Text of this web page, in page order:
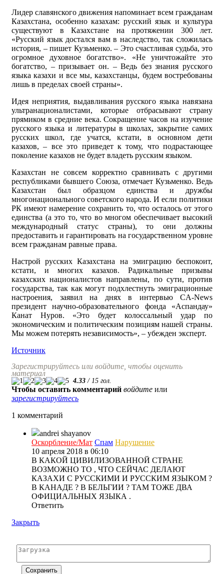
Лидер славянского движения напоминает всем гражданам
Казахстана, особенно казахам: русский язык и культура
существуют в Казахстане на протяжении 300 лет.
«Русский язык достался вам в наследство, так сложилась
история, – пишет Кузьменко. – Это счастливая судьба, это
огромное духовное богатство». «Не уничтожайте это
богатство, – призывает он. – Ведь без знания русского
языка казахи и все мы, казахстанцы, будем востребованы
лишь в пределах своей страны».
Идея неприятия, выдавливания русского языка навязана
ультранационалистами, которые отбрасывают страну
прямиком в средние века. Сокращение часов на изучение
русского языка и литературы в школах, закрытие самих
русских школ, где учатся, кстати, в основном дети
казахов, – все это приведет к тому, что подрастающее
поколение казахов не будет владеть русским языком.
Казахстан не совсем корректно сравнивать с другими
республиками бывшего Союза, отмечает Кузьменко. Ведь
Казахстан был образцом единства и дружбы
многонационального советского народа. И если политики
РК имеют намерение сохранить то, что осталось от этого
единства (а это то, что во многом обеспечивает высокий
международный статус страны), то они должны
предоставить и гарантировать на государственном уровне
всем гражданам равные права.
Настрой русских Казахстана на эмиграцию беспокоит,
кстати, и многих казахов. Радикальные призывы
казахских националистов направлены, по сути, против
государства, так как могут подхлестнуть эмиграционные
настроения, заявил на днях в интервью CA-News
президент научно-образовательного фонда «Аспандау»
Канат Нуров. «Это будет колоссальный удар по
экономическим и политическим позициям нашей страны.
Мы можем потерять независимость», – убежден эксперт.
Источник
Зарегистрируйтесь или войдите, чтобы оценить
материал
4.33 / 15 гол.
Чтобы оставить комментарий войдите или
зарегистрируйтесь
1 комментарий
andrei shayanov
Оскорбление/Мат Спам Нарушение
10 апреля 2018 в 06:10
В КАКОЙ ЦИВИЛИЗОВАННОЙ СТРАНЕ
ВОЗМОЖНО ТО , ЧТО СЕЙЧАС ДЕЛАЮТ
КАЗАХИ С РУССКИМИ И РУССКИМ ЯЗЫКОМ ?
В КАНАДЕ ? В БЕЛЬГИИ ? ТАМ ТОЖЕ ДВА
ОФИЦИАЛЬНЫХ ЯЗЫКА .
Ответить
Закрыть